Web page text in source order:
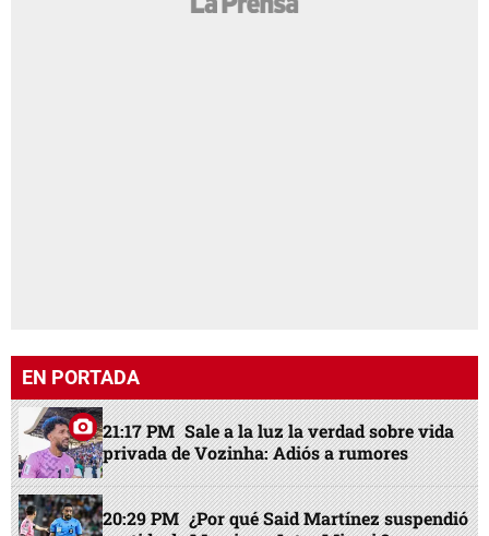
EN PORTADA
21:17 PM Sale a la luz la verdad sobre vida
privada de Vozinha: Adiós a rumores
20:29 PM ¿Por qué Said Martínez suspendió